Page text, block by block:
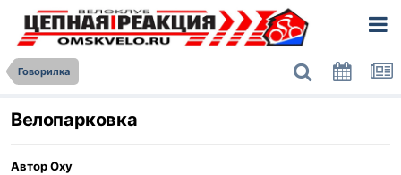
Говорилка
Велопарковка
АвторOxy